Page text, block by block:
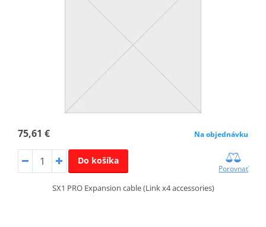
75,61 € Na objednávku
Do košíka
Porovnať
SX1 PRO Expansion cable (Link x4 accessories)